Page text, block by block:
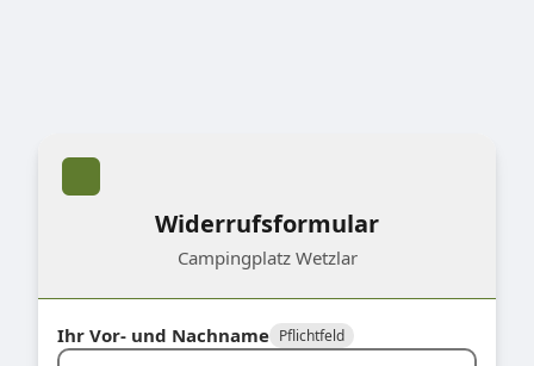
Widerrufsformular
Campingplatz Wetzlar
Ihr Vor- und Nachname Pflichtfeld